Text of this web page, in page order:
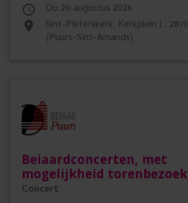
 do 20 augustus 2026
place
Sint-Pieterskerk, Kerkplein 1 , 2870 Puurs
(Puurs-Sint-Amands)
Beiaardconcerten, met
mogelijkheid torenbezoek
Concert